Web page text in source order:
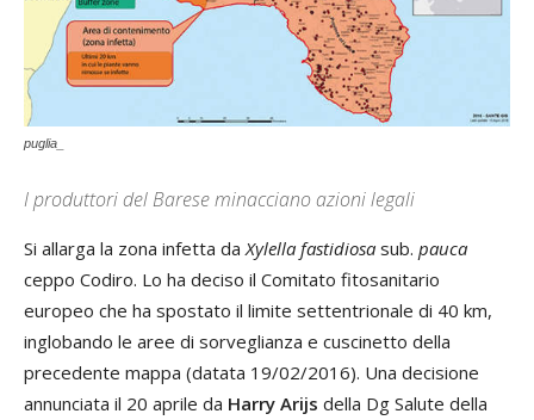
puglia_
I produttori del Barese minacciano azioni legali
Si allarga la zona infetta da Xylella fastidiosa sub. pauca
ceppo Codiro. Lo ha deciso il Comitato fitosanitario
europeo che ha spostato il limite settentrionale di 40 km,
inglobando le aree di sorveglianza e cuscinetto della
precedente mappa (datata 19/02/2016). Una decisione
annunciata il 20 aprile da Harry Arijs della Dg Salute della